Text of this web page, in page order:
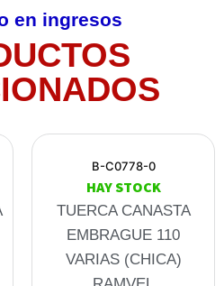
en ingresos
B-C0778-0
HAY STOCK
TUERCA CANASTA
EMBRAGUE 110
VARIAS (CHICA)